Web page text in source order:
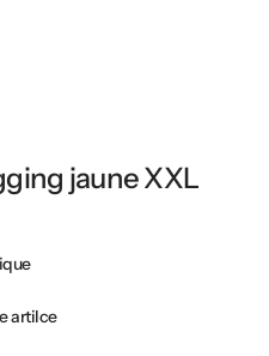
jaune XXL
artilce